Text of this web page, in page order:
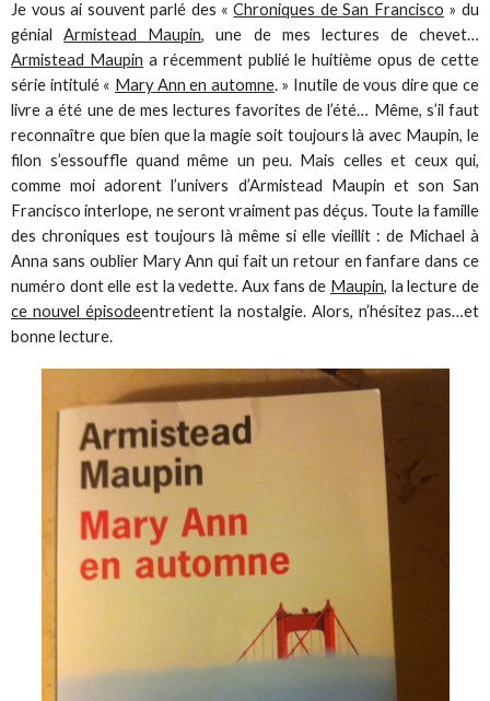
Je vous ai souvent parlé des «Chroniques de San Francisco » du
génialArmistead Maupin, une de mes lectures de chevet…
Armistead Maupin a récemment publié le huitième opus de cette
série intitulé « Mary Ann en automne. » Inutile de vous dire que ce
livre a été une de mes lectures favorites de l’été… Même, s’il faut
reconnaître que bien que la magie soit toujours là avec Maupin, le
filon s’essouffle quand même un peu. Mais celles et ceux qui,
comme moi adorent l’univers d’Armistead Maupin et son San
Francisco interlope, ne seront vraiment pas déçus. Toute la famille
des chroniques est toujours là même si elle vieillit : de Michael à
Anna sans oublier Mary Ann qui fait un retour en fanfare dans ce
numéro dont elle est la vedette. Aux fans de Maupin, la lecture de
ce nouvel épisodeentretient la nostalgie. Alors, n’hésitez pas…et
bonne lecture.